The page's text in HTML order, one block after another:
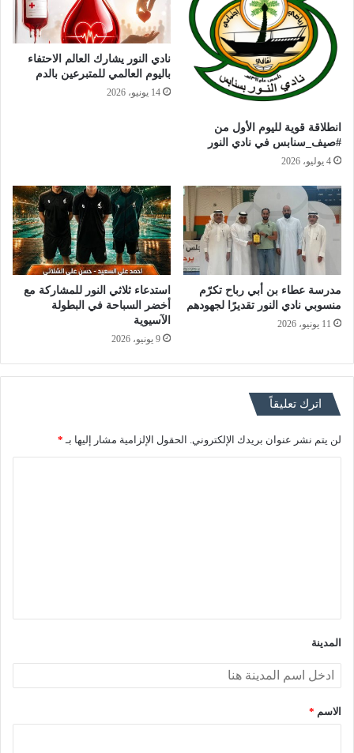
انطلاقة قوية لليوم الأول من
#صيف_سنابس في نادي النور
4 يوليو، 2026
نادي النور يشارك العالم الاحتفاء
باليوم العالمي للمتبرعين بالدم
14 يونيو، 2026
مدرسة عطاء بن أبي رباح تكرّم
منسوبي نادي النور تقديرًا لجهودهم
11 يونيو، 2026
استدعاء ثلاثي النور للمشاركة مع
أخضر السباحة في البطولة
الآسيوية
9 يونيو، 2026
اترك تعليقاً
لن يتم نشر عنوان بريدك الإلكتروني. الحقول الإلزامية مشار إليها بـ *
المدينة
الاسم *